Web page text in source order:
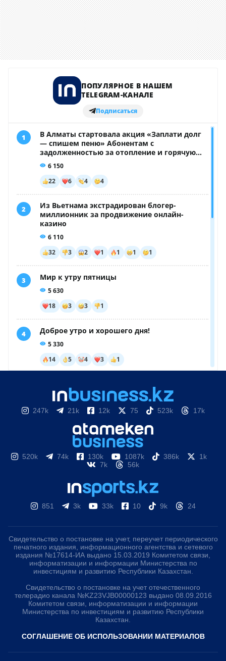
247k 21k 12k 75 523k 17k
520k 74k 130k 1087k 386k
1k
7k
56k
851 3k 33k 10 9k 24
Свидетельство о постановке на учет, переучет периодического
печатного издания, информационного агентства и сетевого
издания №17614-ИА выдано 15.03.2019 Комитетом связи,
информатизации и информации Министерства по
инвестициям и развитию Республики Казахстан.
Свидетельство о постановке на учет отечественного
телерадио канала №KZ23VJB00000123 выдано 08.09.2016
Комитетом связи, информатизации и информации
Министерства по инвестициям и развитию Республики
Казахстан.
СОГЛАШЕНИЕ ОБ ИСПОЛЬЗОВАНИИ МАТЕРИАЛОВ